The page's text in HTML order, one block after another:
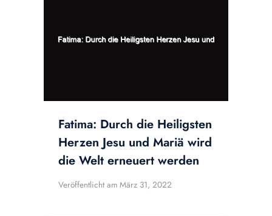
Fatima: Durch die Heiligsten
Herzen Jesu und Mariä wird
die Welt erneuert werden
Veröffentlicht am März 31, 2022